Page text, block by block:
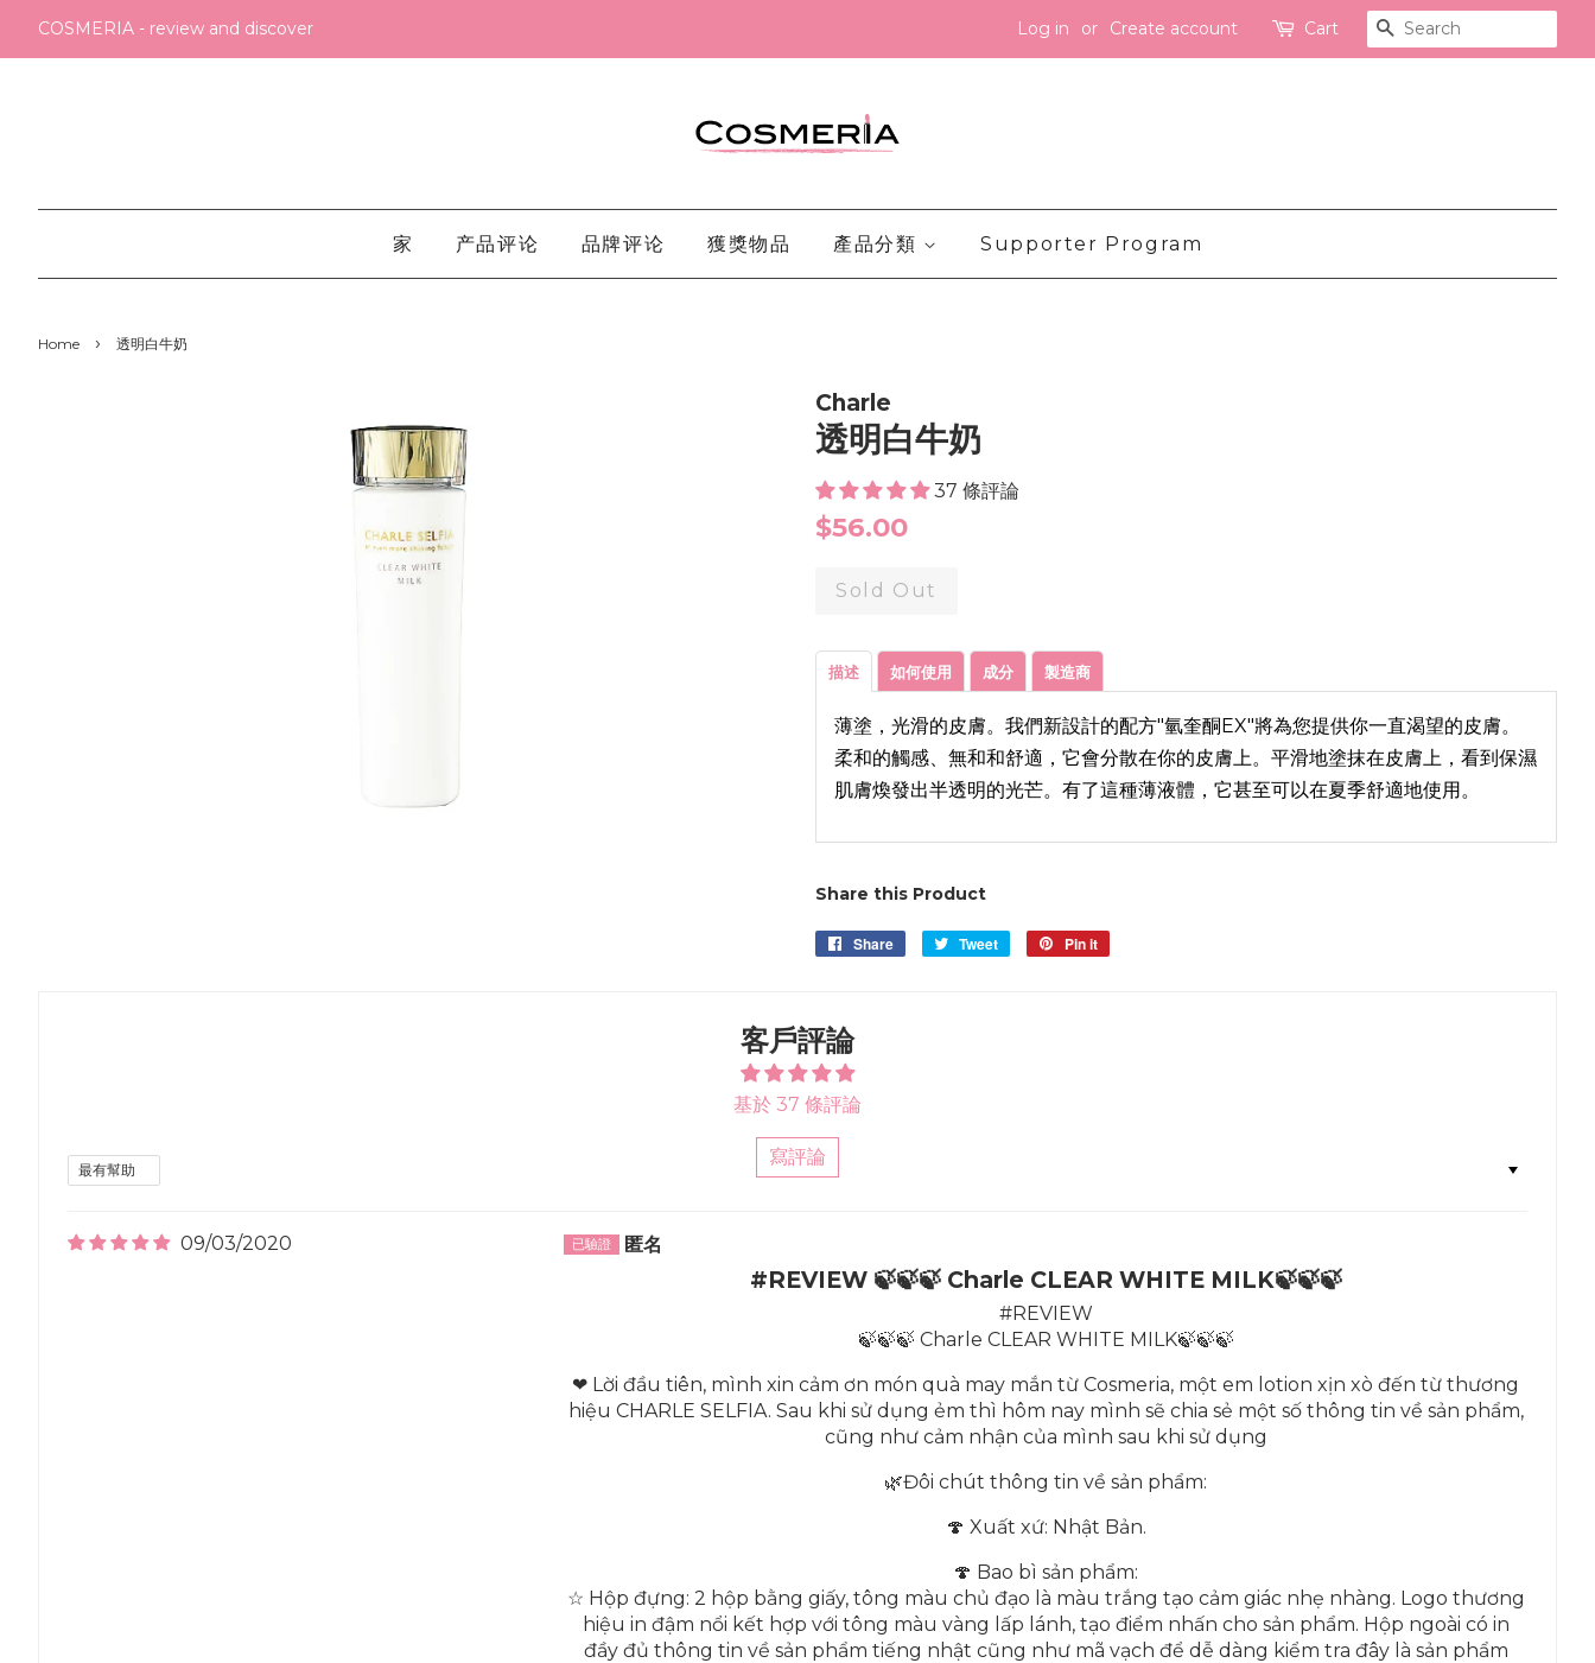
COSMERIA - review and discover Log in or Create account Cart Search
家 产品评论 品牌评论 獲獎物品 產品分類 Supporter Program
Home › 透明白牛奶
Charle
透明白牛奶
37 條評論
Regular
$56.00
Sold Out
描述 如何使用 成分 製造商
薄塗，光滑的皮膚。我們新設計的配方"氫奎酮EX"將為您提供你一直渴望的皮膚。
柔和的觸感、無和和舒適，它會分散在你的皮膚上。平滑地塗抹在皮膚上，看到保濕
肌膚煥發出半透明的光芒。有了這種薄液體，它甚至可以在夏季舒適地使用。
Share this Product
Share
Share
Tweet
Tweet
Pin it
客戶評論
基於 37 條評論
寫評論Sort by
09/03/2020 匿名
#REVIEW 🍃🍃🍃 Charle CLEAR WHITE MILK🍃🍃🍃
#REVIEW
🍃🍃🍃 Charle CLEAR WHITE MILK🍃🍃🍃
❤ Lời đầu tiên, mình xin cảm ơn món quà may mắn từ Cosmeria, một em lotion xịn xò đến từ thương
hiệu CHARLE SELFIA. Sau khi sử dụng ẻm thì hôm nay mình sẽ chia sẻ một số thông tin về sản phẩm,
cũng như cảm nhận của mình sau khi sử dụng
🌿Đôi chút thông tin về sản phẩm:
🍄 Xuất xứ: Nhật Bản.
🍄 Bao bì sản phẩm:
☆ Hộp đựng: 2 hộp bằng giấy, tông màu chủ đạo là màu trắng tạo cảm giác nhẹ nhàng. Logo thương
hiệu in đậm nổi kết hợp với tông màu vàng lấp lánh, tạo điểm nhấn cho sản phẩm. Hộp ngoài có in
đầy đủ thông tin về sản phẩm tiếng nhật cũng như mã vạch để dễ dàng kiểm tra đây là sản phẩm